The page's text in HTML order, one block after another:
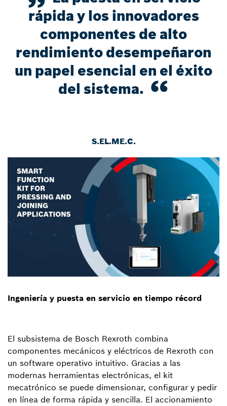
rápida y los innovadores
componentes de alto
rendimiento desempeñaron
un papel esencial en el éxito
del sistema.
S.EL.ME.C.
Ingeniería y puesta en servicio en tiempo récord
El subsistema de Bosch Rexroth combina
componentes mecánicos y eléctricos de Rexroth con
un software operativo intuitivo. Gracias a las
modernas herramientas electrónicas, el kit
mecatrónico se puede dimensionar, configurar y pedir
en línea de forma rápida y sencilla. El accionamiento